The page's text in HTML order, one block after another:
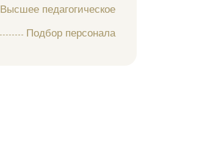
Высшее педагогическое
Подбор персонала